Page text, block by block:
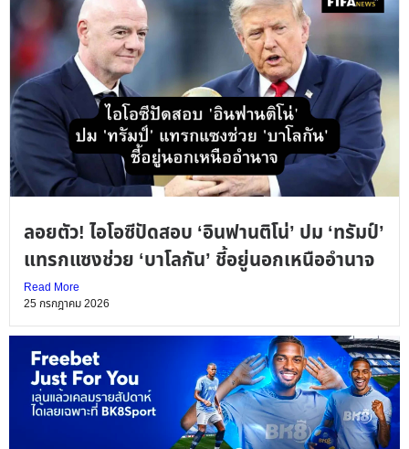
ลอยตัว! ไอโอซีปัดสอบ ‘อินฟานติโน่’ ปม ‘ทรัมป์’
แทรกแซงช่วย ‘บาโลกัน’ ชี้อยู่นอกเหนืออำนาจ
Read More
25 กรกฎาคม 2026